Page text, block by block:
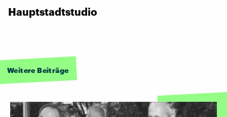
Hauptstadtstudio
Weitere Beiträge